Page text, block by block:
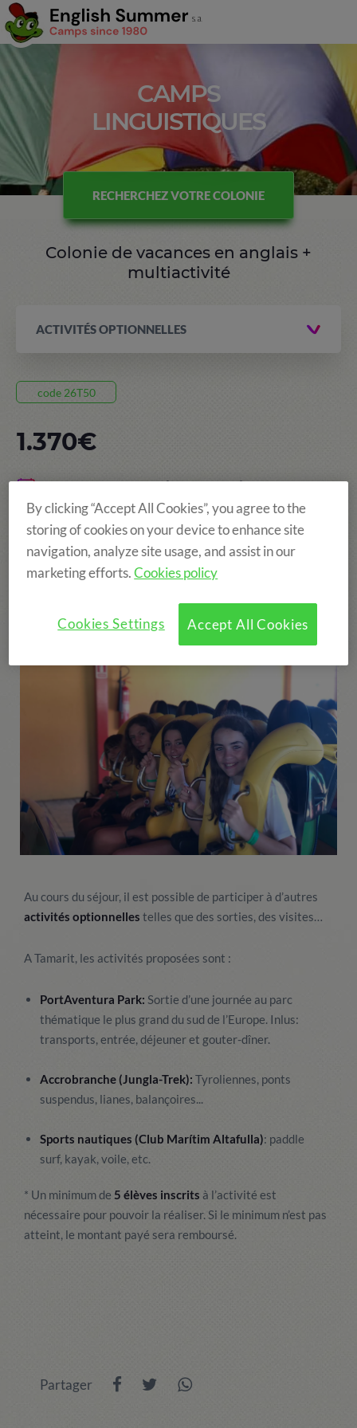
CAMPS
LINGUISTIQUES
RECHERCHEZ VOTRE COLONIE
Colonie de vacances en anglais +
multiactivité
ACTIVITÉS OPTIONNELLES
code 26T50
TAMARIT
AGES: DE 6 À 14 ANS
1.370€
More fun!
Au cours du séjour, il est possible de participer à d’autres
activités optionnelles telles que des sorties, des visites…
A Tamarit, les activités proposées sont :
PortAventura Park: Sortie d’une journée au parc
thématique le plus grand du sud de l’Europe. Inlus:
transports, entrée, déjeuner et gouter-dîner.
Accrobranche (Jungla-Trek): Tyroliennes, ponts
suspendus, lianes, balançoires...
Sports nautiques (Club Marítim Altafulla): paddle
surf, kayak, voile, etc.
* Un minimum de 5 élèves inscrits à l’activité est
nécessaire pour pouvoir la réaliser. Si le minimum n’est pas
atteint, le montant payé sera remboursé.
Partager
By clicking “Accept All Cookies”, you agree to the
storing of cookies on your device to enhance site
navigation, analyze site usage, and assist in our
marketing efforts.Cookies policy
Accept All Cookies
Cookies Settings